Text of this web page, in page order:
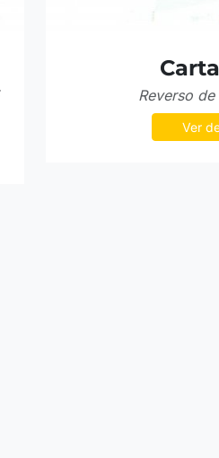
Reverso de
Ver